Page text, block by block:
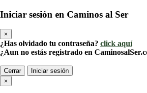
Iniciar sesión en Caminos al Ser
×
¿Has olvidado tu contraseña? click aquí
¿Aun no estás registrado en
Cerrar
Iniciar sesión
×